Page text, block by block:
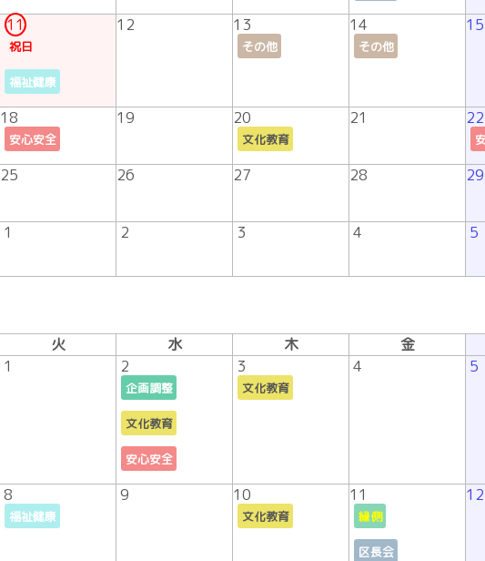
11
祝日
福祉健康
12 13
その他
14
その他
15
18
安心安全
19 20
文化教育
21 22
25 26 27 28 29
1 2 3 4 5
火 水 木
金
1 2
企画調整
文化教育
安心安全
3
文化教育
4 5
8
福祉健康
9 10
文化教育
11
縁側
区長会
12